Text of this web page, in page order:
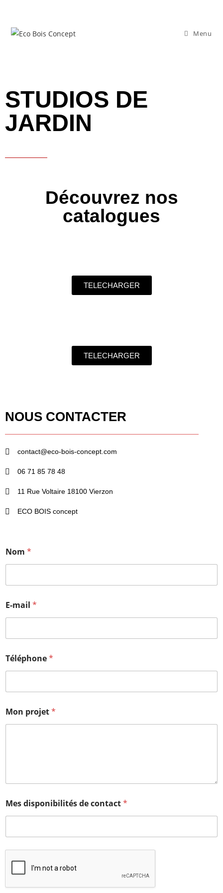
Menu
STUDIOS DE
JARDIN
Découvrez nos
catalogues
TELECHARGER
TELECHARGER
NOUS CONTACTER
contact@eco-bois-concept.com
06 71 85 78 48
11 Rue Voltaire 18100 Vierzon
ECO BOIS concept
Nom *
E-mail *
Téléphone*
Mon projet*
Mes disponibilités de contact*